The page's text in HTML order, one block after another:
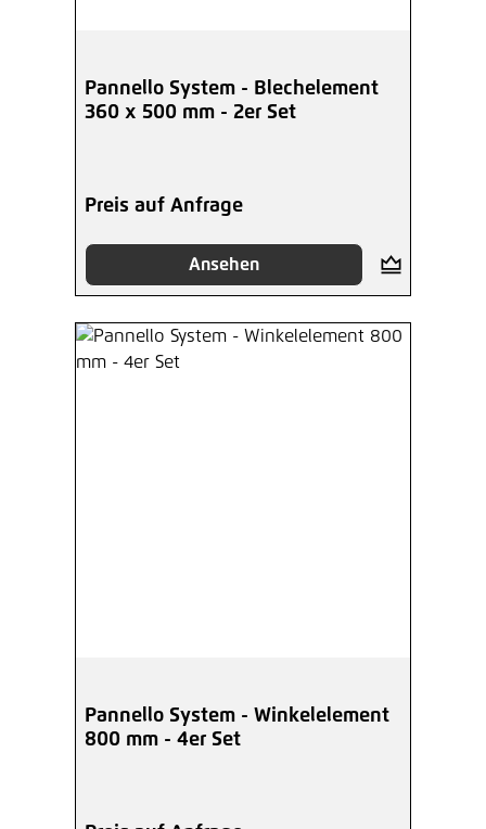
Pannello System - Blechelement
360 x 500 mm - 2er Set
Preis auf Anfrage
Ansehen
Pannello System - Winkelelement
800 mm - 4er Set